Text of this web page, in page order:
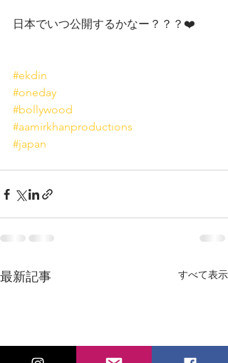
日本でいつ公開するかなー？？？❤️
#ekdin
#oneday
#bollywood
#aamirkhanproductıons
#japan
最新記事 すべて表示